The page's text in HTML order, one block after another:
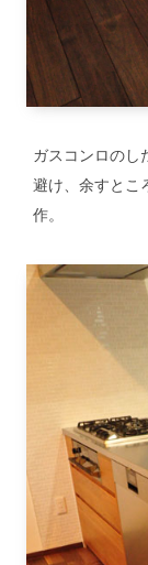
ガスコンロのし
避け、余すとこ
作。